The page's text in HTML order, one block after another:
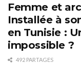
Femme et
Installée à
en Tunisie :
impossible ?
492 PARTAGES